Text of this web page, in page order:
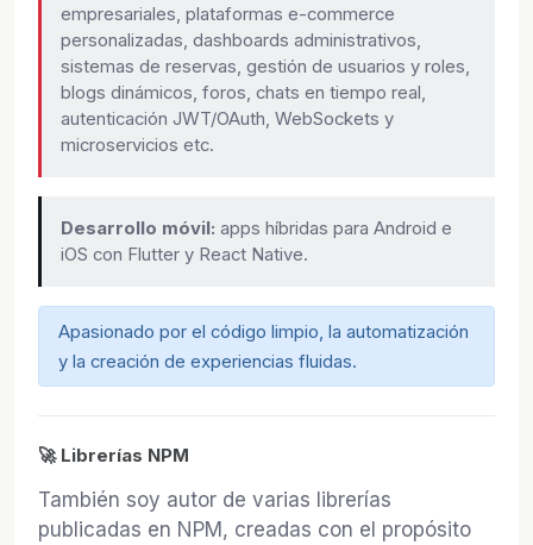
empresariales, plataformas e-commerce
personalizadas, dashboards administrativos,
sistemas de reservas, gestión de usuarios y roles,
blogs dinámicos, foros, chats en tiempo real,
autenticación JWT/OAuth, WebSockets y
microservicios etc.
Desarrollo móvil: apps híbridas para Android e
iOS con Flutter y React Native.
Apasionado por el código limpio, la automatización
y la creación de experiencias fluidas.
🚀 Librerías NPM
También soy autor de varias librerías
publicadas en NPM, creadas con el propósito